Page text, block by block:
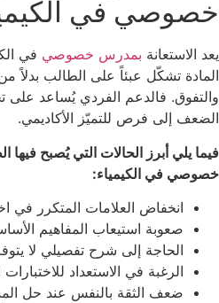
خصوصي في
يعد الاستعانة بمدرس خصوصي في
المادة تشكّل عبئاً على الطالب بدلاً
والتفوق. فالدعم الفردي يُساعد على
الضعف إلى فرص للتميّز الأكاديمي.
فيما يلي أبرز الحالات التي يُصبح
خصوصي في الكيمياء:
انخفاض العلامات المتكرر في
صعوبة استيعاب المفاهيم
الحاجة إلى شرح تفصيلي لا
الرغبة في الاستعداد للاختبارات
ضعف الثقة بالنفس عند حل